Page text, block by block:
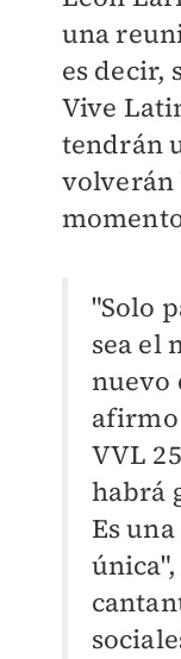
una
es decir,
Vive
tendrán
volverán
"Solo
sea el
nuevo
afirmo
VVL
habrá
Es